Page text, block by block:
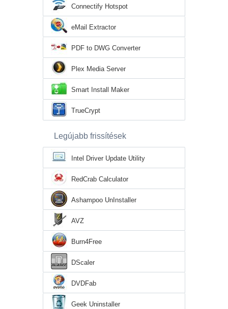
Connectify Hotspot
eMail Extractor
PDF to DWG Converter
Plex Media Server
Smart Install Maker
TrueCrypt
Legújabb frissítések
Intel Driver Update Utility
RedCrab Calculator
Ashampoo UnInstaller
AVZ
Burn4Free
DScaler
DVDFab
Geek Uninstaller